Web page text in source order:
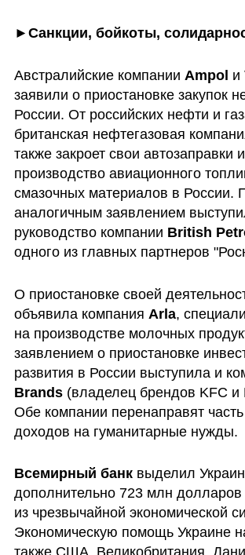
►Санкции, бойкоты,
Австралийские компании Ampol и
заявили о приостановке закупок
России. От российских нефти и
британская нефтегазовая
также закроет свои автозаправки и
производство авиационного
смазочных материалов в России.
аналогичным заявлением
руководство компании British
одного из главных партнеров
О приостановке своей
объявила компания Arla,
на производстве молочных
заявлением о приостановке
развития в России выступила и
Brands (владелец брендов KFC и
Обе компании перенаправят
доходов на гуманитарные нужды.
Всемирный банк выделил
дополнительно 723 млн
из чрезвычайной экономической
Экономическую помощь Украине